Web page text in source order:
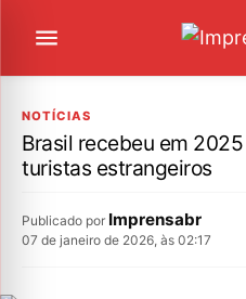
NOTÍCIAS
Brasil recebeu em
turistas estrangeiros
Publicado por Imprensabr
07 de janeiro de 2026, às 02:17